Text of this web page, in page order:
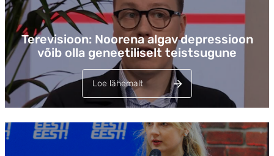
Terevisioon: Noorena algav depressioon
võib olla geneetiliselt teistsugune
Loe lähemalt
Lehed